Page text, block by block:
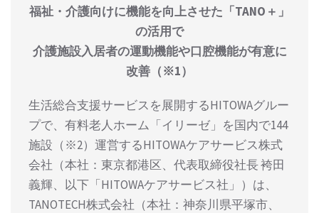
福祉・介護向けに機能を向上させた「TANO＋」
の活用で
介護施設入居者の運動機能や口腔機能が有意に
改善（※1）
生活総合支援サービスを展開するHITOWAグルー
プで、有料老人ホーム「イリーゼ」を国内で144
施設（※2）運営するHITOWAケアサービス株式
会社（本社：東京都港区、代表取締役社長 袴田
義輝、以下「HITOWAケアサービス社」）は、
TANOTECH株式会社（本社：神奈川県平塚市、